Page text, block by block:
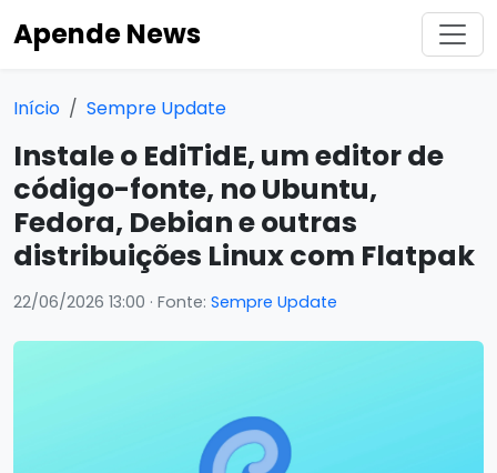
Apende News
Início Sempre Update
Instale o EdiTidE, um editor de
código-fonte, no Ubuntu,
Fedora, Debian e outras
distribuições Linux com Flatpak
22/06/2026 13:00 · Fonte: Sempre Update